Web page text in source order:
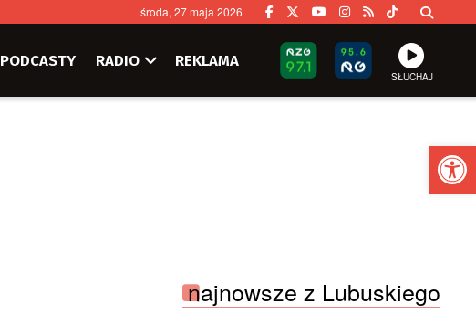
środa, 27 maja 2026
PODCASTY RADIO REKLAMA
SŁUCHAJ
najnowsze z Lubuskiego